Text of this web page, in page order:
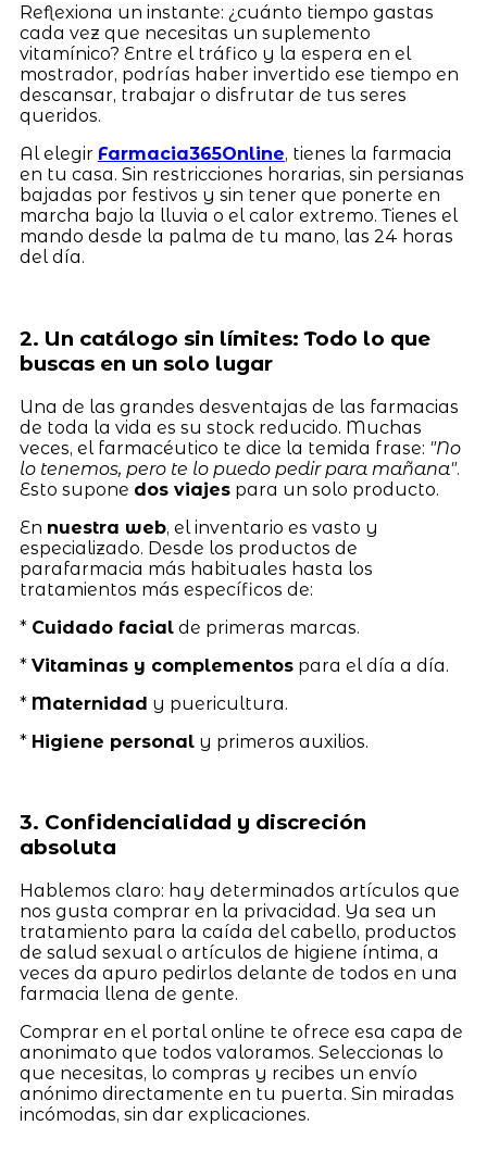
Reflexiona un instante: ¿cuánto tiempo gastas
cada vez que necesitas un suplemento
vitamínico? Entre el tráfico y la espera en el
mostrador, podrías haber invertido ese tiempo en
descansar, trabajar o disfrutar de tus seres
queridos.
Al elegir Farmacia365Online, tienes la farmacia
en tu casa. Sin restricciones horarias, sin persianas
bajadas por festivos y sin tener que ponerte en
marcha bajo la lluvia o el calor extremo. Tienes el
mando desde la palma de tu mano, las 24 horas
del día.
2. Un catálogo sin límites: Todo lo que
buscas en un solo lugar
Una de las grandes desventajas de las farmacias
de toda la vida es su stock reducido. Muchas
veces, el farmacéutico te dice la temida frase: "No
lo tenemos, pero te lo puedo pedir para mañana".
Esto supone dos viajespara un solo producto.
En nuestra web, el inventario es vasto y
especializado. Desde los productos de
parafarmacia más habituales hasta los
tratamientos más específicos de:
* Cuidado facialde primeras marcas.
* Vitaminas y complementospara el día a día.
* Maternidad y puericultura.
* Higiene personaly primeros auxilios.
3. Confidencialidad y discreción
absoluta
Hablemos claro: hay determinados artículos que
nos gusta comprar en la privacidad. Ya sea un
tratamiento para la caída del cabello, productos
de salud sexual o artículos de higiene íntima, a
veces da apuro pedirlos delante de todos en una
farmacia llena de gente.
Comprar en el portal online te ofrece esa capa de
anonimato que todos valoramos. Seleccionas lo
que necesitas, lo compras y recibes un envío
anónimo directamente en tu puerta. Sin miradas
incómodas, sin dar explicaciones.